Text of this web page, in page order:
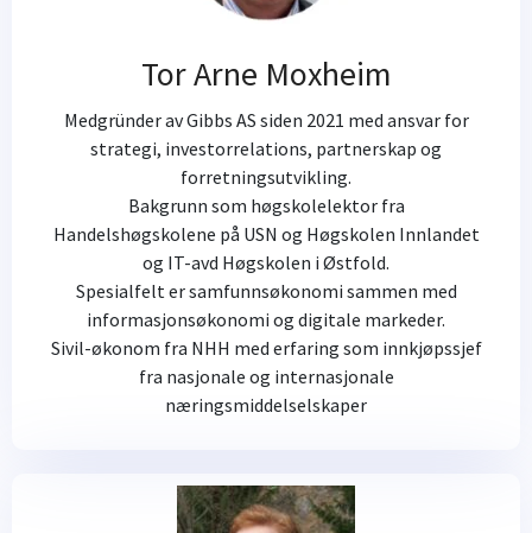
Tor Arne Moxheim
Medgründer av Gibbs AS siden 2021 med ansvar for
strategi, investorrelations, partnerskap og
forretningsutvikling.
Bakgrunn som høgskolelektor fra
Handelshøgskolene på USN og Høgskolen Innlandet
og IT-avd Høgskolen i Østfold.
Spesialfelt er samfunnsøkonomi sammen med
informasjonsøkonomi og digitale markeder.
Sivil-økonom fra NHH med erfaring som innkjøpssjef
fra nasjonale og internasjonale
næringsmiddelselskaper